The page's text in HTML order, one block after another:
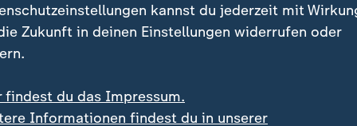
der telefonischen Krankschreibung plant die
ersten Krankheitstag ein Attest vorzulegen.
in die Praxis, auch für kurze Krankheitsdauern.
sieht Axel Bullerkotte kritisch.
kannst du jederzeit mit
Zukunft in deinen Einstellungen widerrufen oder
findest du das Impressum.
Informationen findest du in unserer